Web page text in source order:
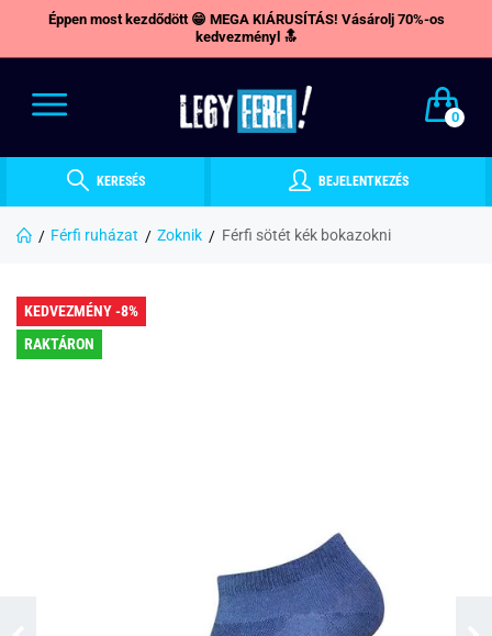
Éppen most kezdődött 😁 MEGA KIÁRUSÍTÁS! Vásárolj 70%-os
kedvezményl 🔝
0
KERESÉS BEJELENTKEZÉS
Férfi ruházat Zoknik Férfi sötét kék bokazokni
KEDVEZMÉNY -8%
RAKTÁRON